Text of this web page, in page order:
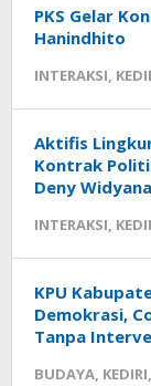
PKS Gelar
Hanindhito
INTERAKSI,
Aktifis
Kontrak
Deny
INTERAKSI,
KPU
Demokrasi,
Tanpa
BUDAYA, KEDIRI,